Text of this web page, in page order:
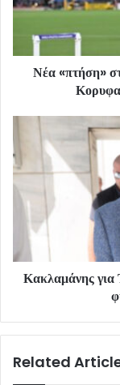
Νέα «πτήση»
Κακλαμάνης για
Related